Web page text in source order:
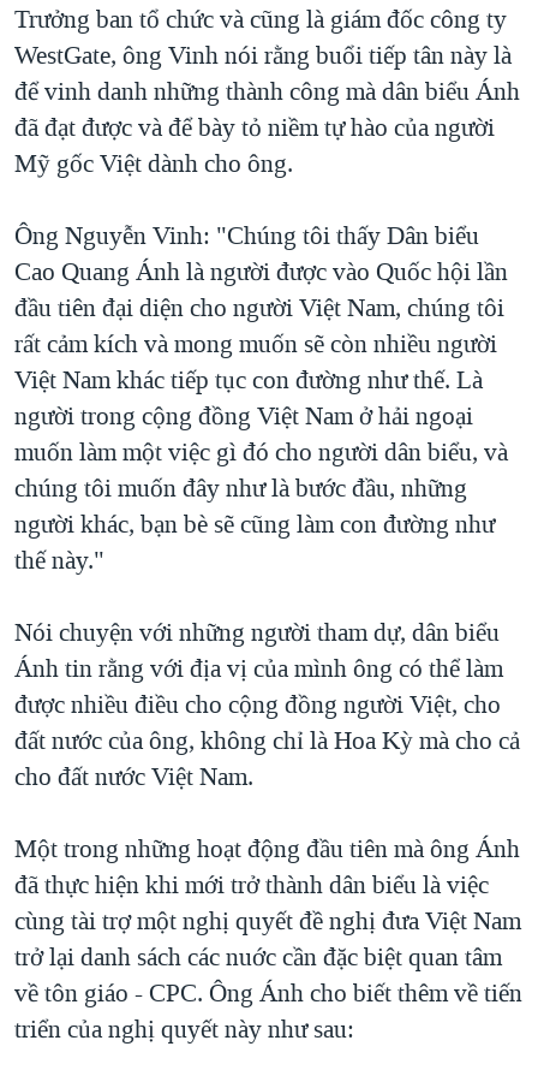
Trưởng ban tổ chức và cũng là giám đốc công ty
WestGate, ông Vinh nói rằng buổi tiếp tân này là
để vinh danh những thành công mà dân biểu Ánh
đã đạt được và để bày tỏ niềm tự hào của người
Mỹ gốc Việt dành cho ông.
Ông Nguyễn Vinh: "Chúng tôi thấy Dân biểu
Cao Quang Ánh là người được vào Quốc hội lần
đầu tiên đại diện cho người Việt Nam, chúng tôi
rất cảm kích và mong muốn sẽ còn nhiều người
Việt Nam khác tiếp tục con đường như thế. Là
người trong cộng đồng Việt Nam ở hải ngoại
muốn làm một việc gì đó cho người dân biểu, và
chúng tôi muốn đây như là bước đầu, những
người khác, bạn bè sẽ cũng làm con đường như
thế này."
Nói chuyện với những người tham dự, dân biểu
Ánh tin rằng với địa vị của mình ông có thể làm
được nhiều điều cho cộng đồng người Việt, cho
đất nước của ông, không chỉ là Hoa Kỳ mà cho cả
cho đất nước Việt Nam.
Một trong những hoạt động đầu tiên mà ông Ánh
đã thực hiện khi mới trở thành dân biểu là việc
cùng tài trợ một nghị quyết đề nghị đưa Việt Nam
trở lại danh sách các nuớc cần đặc biệt quan tâm
về tôn giáo - CPC. Ông Ánh cho biết thêm về tiến
triển của nghị quyết này như sau: